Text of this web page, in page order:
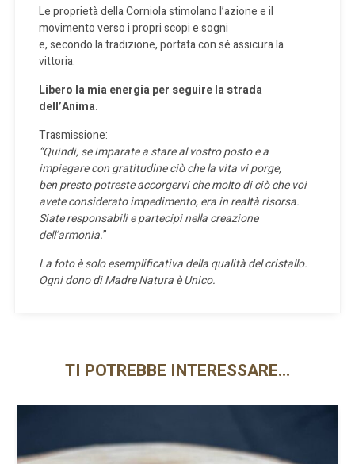
Le proprietà della Corniola stimolano l’azione e il
movimento verso i propri scopi e sogni
e, secondo la tradizione, portata con sé assicura la
vittoria.
Libero la mia energia per seguire la strada
dell’Anima.
Trasmissione:
“Quindi, se imparate a stare al vostro posto e a
impiegare con gratitudine ciò che la vita vi porge,
ben presto potreste accorgervi che molto di ciò che voi
avete considerato impedimento, era in realtà risorsa.
Siate responsabili e partecipi nella creazione
dell’armonia.”
La foto è solo esemplificativa della qualità del cristallo.
Ogni dono di Madre Natura è Unico.
TI POTREBBE INTERESSARE…